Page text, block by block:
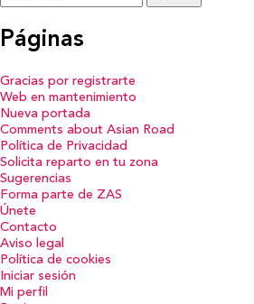
Páginas
Gracias por registrarte
Web en mantenimiento
Nueva portada
Comments about Asian Road
Política de Privacidad
Solicita reparto en tu zona
Sugerencias
Forma parte de ZAS
Únete
Contacto
Aviso legal
Política de cookies
Iniciar sesión
Mi perfil